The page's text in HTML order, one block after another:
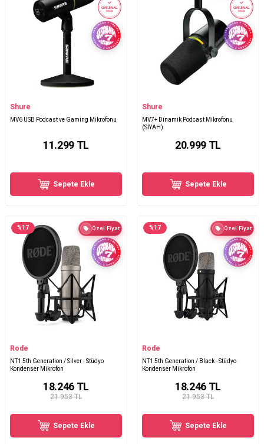
ORİJİNAL
ÜRÜN
Shure
MV6 USB Podcast ve Gaming Mikrofonu
11.299TL
Sepete Ekle
ORİJİNAL
ÜRÜN
Shure
MV7+ Dinamik Podcast Mikrofonu
(SİYAH)
20.999TL
Sepete Ekle
%17 Özel Fiyat
Rode
NT1 5th Generation / Silver - Stüdyo
Kondenser Mikrofon
21.953 TL
18.246TL
Sepete Ekle
%17 Özel Fiyat
Rode
NT1 5th Generation / Black - Stüdyo
Kondenser Mikrofon
21.953 TL
18.246TL
Sepete Ekle